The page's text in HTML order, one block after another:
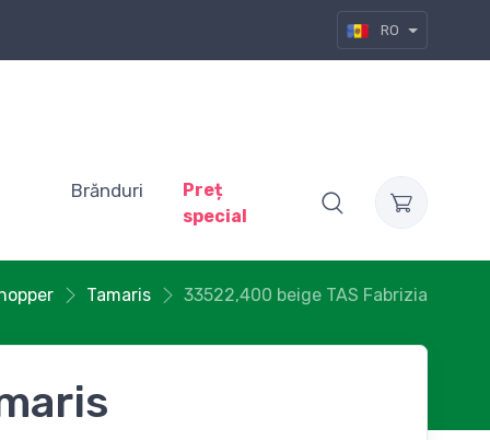
RO
Brănduri
Preț
special
Tamaris 33522,400 beige TAS Fabrizia